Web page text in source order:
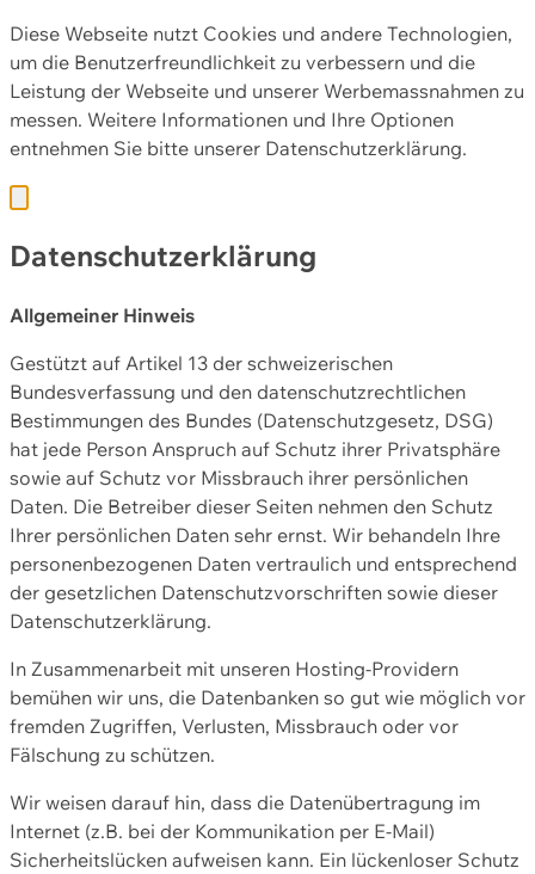
Diese Webseite nutzt Cookies und andere Technologien,
um die Benutzerfreundlichkeit zu verbessern und die
Leistung der Webseite und unserer Werbemassnahmen zu
messen. Weitere Informationen und Ihre Optionen
entnehmen Sie bitte unserer Datenschutzerklärung.
Datenschutzerklärung
Allgemeiner Hinweis
Gestützt auf Artikel 13 der schweizerischen
Bundesverfassung und den datenschutzrechtlichen
Bestimmungen des Bundes (Datenschutzgesetz, DSG)
hat jede Person Anspruch auf Schutz ihrer Privatsphäre
sowie auf Schutz vor Missbrauch ihrer persönlichen
Daten. Die Betreiber dieser Seiten nehmen den Schutz
Ihrer persönlichen Daten sehr ernst. Wir behandeln Ihre
personenbezogenen Daten vertraulich und entsprechend
der gesetzlichen Datenschutzvorschriften sowie dieser
Datenschutzerklärung.
In Zusammenarbeit mit unseren Hosting-Providern
bemühen wir uns, die Datenbanken so gut wie möglich vor
fremden Zugriffen, Verlusten, Missbrauch oder vor
Fälschung zu schützen.
Wir weisen darauf hin, dass die Datenübertragung im
Internet (z.B. bei der Kommunikation per E-Mail)
Sicherheitslücken aufweisen kann. Ein lückenloser Schutz